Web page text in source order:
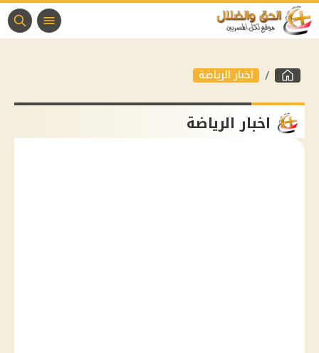
اخبار الرياضة
اخبار الرياضة